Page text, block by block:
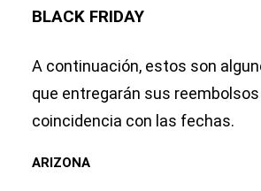
BLACK FRIDAY
A continuación, estos son
que entregarán sus reembolsos
coincidencia con las fechas.
ARIZONA